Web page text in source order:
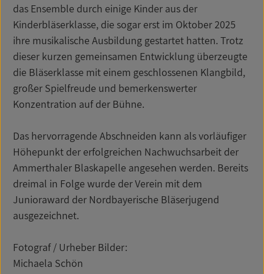
das Ensemble durch einige Kinder aus der
Kinderbläserklasse, die sogar erst im Oktober 2025
ihre musikalische Ausbildung gestartet hatten. Trotz
dieser kurzen gemeinsamen Entwicklung überzeugte
die Bläserklasse mit einem geschlossenen Klangbild,
großer Spielfreude und bemerkenswerter
Konzentration auf der Bühne.
Das hervorragende Abschneiden kann als vorläufiger
Höhepunkt der erfolgreichen Nachwuchsarbeit der
Ammerthaler Blaskapelle angesehen werden. Bereits
dreimal in Folge wurde der Verein mit dem
Junioraward der Nordbayerische Bläserjugend
ausgezeichnet.
Fotograf / Urheber Bilder:
Michaela Schön